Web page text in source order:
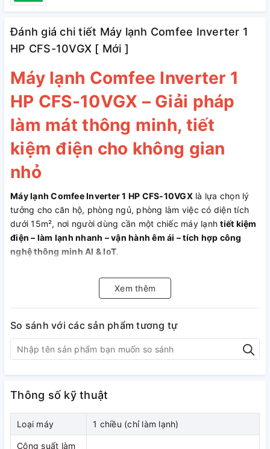
Đánh giá chi tiết Máy lạnh Comfee Inverter 1
HP CFS-10VGX [ Mới ]
Máy lạnh Comfee Inverter 1
HP CFS-10VGX – Giải pháp
làm mát thông minh, tiết
kiệm điện cho không gian
nhỏ
Máy lạnh Comfee Inverter 1 HP CFS-10VGXlà lựa chọn lý
tưởng cho căn hộ, phòng ngủ, phòng làm việc có diện tích
dưới 15m², nơi người dùng cần một chiếc máy lạnhtiết kiệm
điện – làm lạnh nhanh – vận hành êm ái – tích hợp công
nghệ thông minh AI & IoT.
Hyper Tech mạnh mẽ cùng hệ thống lọc kép Dual Filtration,
Comfee CFS-10VGX không chỉ mang lại không khí mát lạnh
Xem thêm
So sánh với các sản phẩm tương tự
Thông số kỹ thuật
Loại máy 1 chiều (chỉ làm lạnh)
Công suất làm